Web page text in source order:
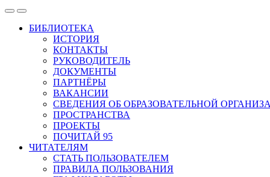
БИБЛИОТЕКА
ИСТОРИЯ
КОНТАКТЫ
РУКОВОДИТЕЛЬ
ДОКУМЕНТЫ
ПАРТНЁРЫ
ВАКАНСИИ
СВЕДЕНИЯ ОБ ОБРАЗОВАТЕЛЬНОЙ
ПРОСТРАНСТВА
ПРОЕКТЫ
ПОЧИТАЙ 95
ЧИТАТЕЛЯМ
СТАТЬ ПОЛЬЗОВАТЕЛЕМ
ПРАВИЛА ПОЛЬЗОВАНИЯ